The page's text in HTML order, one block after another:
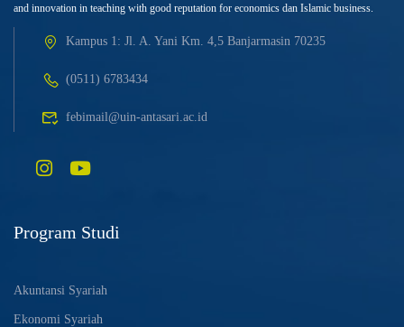
and innovation in teaching with good reputation for economics dan Islamic business.
Kampus 1: Jl. A. Yani Km. 4,5 Banjarmasin 70235
(0511) 6783434
febimail@uin-antasari.ac.id
Program Studi
Akuntansi Syariah
Ekonomi Syariah